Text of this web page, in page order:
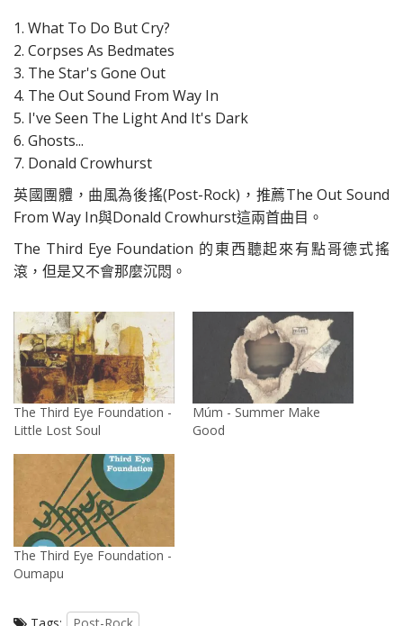
1. What To Do But Cry?
2. Corpses As Bedmates
3. The Star's Gone Out
4. The Out Sound From Way In
5. I've Seen The Light And It's Dark
6. Ghosts...
7. Donald Crowhurst
英國團體，曲風為後搖(Post-Rock)，推薦The Out Sound
From Way In與Donald Crowhurst這兩首曲目。
The Third Eye Foundation 的東西聽起來有點哥德式搖
滾，但是又不會那麼沉悶。
The Third Eye Foundation -
Little Lost Soul
Múm - Summer Make
Good
The Third Eye Foundation -
Oumapu
Tags: Post-Rock